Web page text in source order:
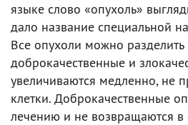
языке слово «опухоль»
дало название специальной
Все опухоли можно разделить
доброкачественные и
увеличиваются медленно, не
клетки. Доброкачественные
лечению и не возвращаются в